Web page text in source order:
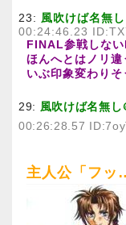
23: 風吹けば名無
00:24:46.23
FINAL参戦しな
ほんへとはノリ
いぶ印象変わりそ
29: 風吹けば名無
00:26:28.57
主人公「フッ